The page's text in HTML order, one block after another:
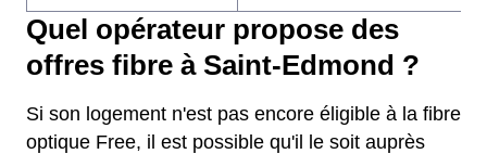
Quel opérateur propose des
offres fibre à Saint-Edmond ?
Si son logement n'est pas encore éligible à la fibre
optique Free, il est possible qu'il le soit auprès